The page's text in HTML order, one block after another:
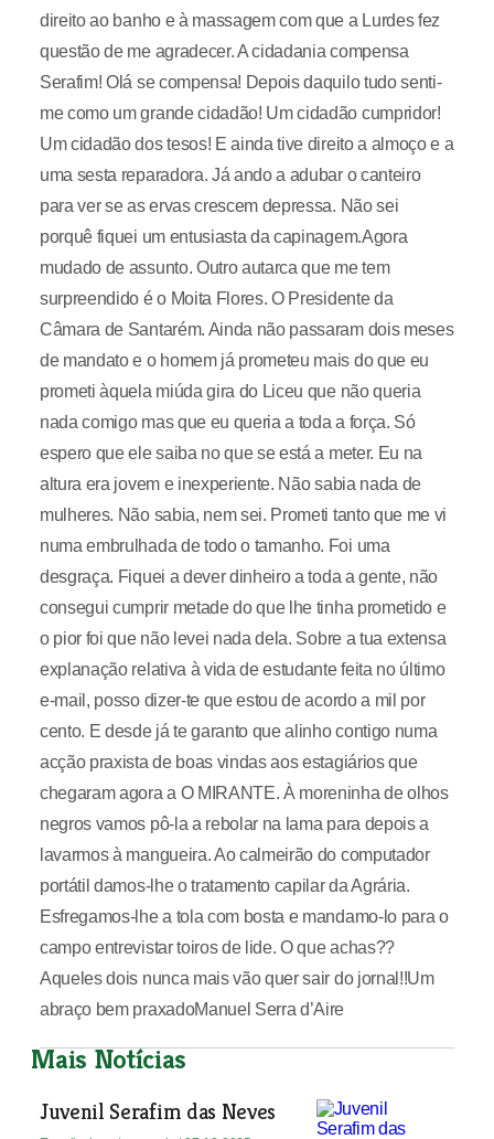
direito ao banho e à massagem com que a Lurdes fez
questão de me agradecer. A cidadania compensa
Serafim! Olá se compensa! Depois daquilo tudo senti-
me como um grande cidadão! Um cidadão cumpridor!
Um cidadão dos tesos! E ainda tive direito a almoço e a
uma sesta reparadora. Já ando a adubar o canteiro
para ver se as ervas crescem depressa. Não sei
porquê fiquei um entusiasta da capinagem.Agora
mudado de assunto. Outro autarca que me tem
surpreendido é o Moita Flores. O Presidente da
Câmara de Santarém. Ainda não passaram dois meses
de mandato e o homem já prometeu mais do que eu
prometi àquela miúda gira do Liceu que não queria
nada comigo mas que eu queria a toda a força. Só
espero que ele saiba no que se está a meter. Eu na
altura era jovem e inexperiente. Não sabia nada de
mulheres. Não sabia, nem sei. Prometi tanto que me vi
numa embrulhada de todo o tamanho. Foi uma
desgraça. Fiquei a dever dinheiro a toda a gente, não
consegui cumprir metade do que lhe tinha prometido e
o pior foi que não levei nada dela. Sobre a tua extensa
explanação relativa à vida de estudante feita no último
e-mail, posso dizer-te que estou de acordo a mil por
cento. E desde já te garanto que alinho contigo numa
acção praxista de boas vindas aos estagiários que
chegaram agora a O MIRANTE. À moreninha de olhos
negros vamos pô-la a rebolar na lama para depois a
lavarmos à mangueira. Ao calmeirão do computador
portátil damos-lhe o tratamento capilar da Agrária.
Esfregamos-lhe a tola com bosta e mandamo-lo para o
campo entrevistar toiros de lide. O que achas??
Aqueles dois nunca mais vão quer sair do jornal!!Um
abraço bem praxadoManuel Serra d’Aire
Mais Notícias
Juvenil Serafim das Neves